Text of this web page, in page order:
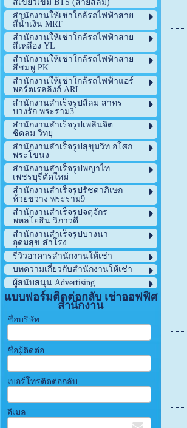
สีเขียวเข้ม BTS (สายสีลม)
สำนักงานให้เช่าใกล้รถไฟฟ้าสาย
สีน้ำเงิน MRT
สำนักงานให้เช่าใกล้รถไฟฟ้าสาย
สีเหลือง YL
สำนักงานให้เช่าใกล้รถไฟฟ้าสาย
สีชมพู PK
สำนักงานให้เช่าใกล้รถไฟฟ้าแอร์
พอร์ตเรลลิงก์ ARL
สำนักงานสำเร็จรูปสีลม สาทร
บางรัก พระราม3
สำนักงานสำเร็จรูปเพลินจิต
ชิดลม วิทยุ
สำนักงานสำเร็จรูปสุขุมวิท อโศก
พระโขนง
สำนักงานสำเร็จรูปพญาไท
เพชรบุรีตัดใหม่
สำนักงานสำเร็จรูปรัชดาภิเษก
ห้วยขวาง พระราม9
สำนักงานสำเร็จรูปจตุจักร
พหลโยธิน วิภาวดี
สำนักงานสำเร็จรูปบางนา
อุดมสุข สำโรง
รีวิวอาคารสำนักงานให้เช่า
บทความเกี่ยวกับสำนักงานให้เช่า
ผู้สนับสนุน Advertising
แบบฟอร์มติดต่อกลับ เช่าออฟฟิศ
สำนักงาน
ชื่อบริษัท
ชื่อผู้ติดต่อ
เบอร์โทรติดต่อกลับ
อีเมล